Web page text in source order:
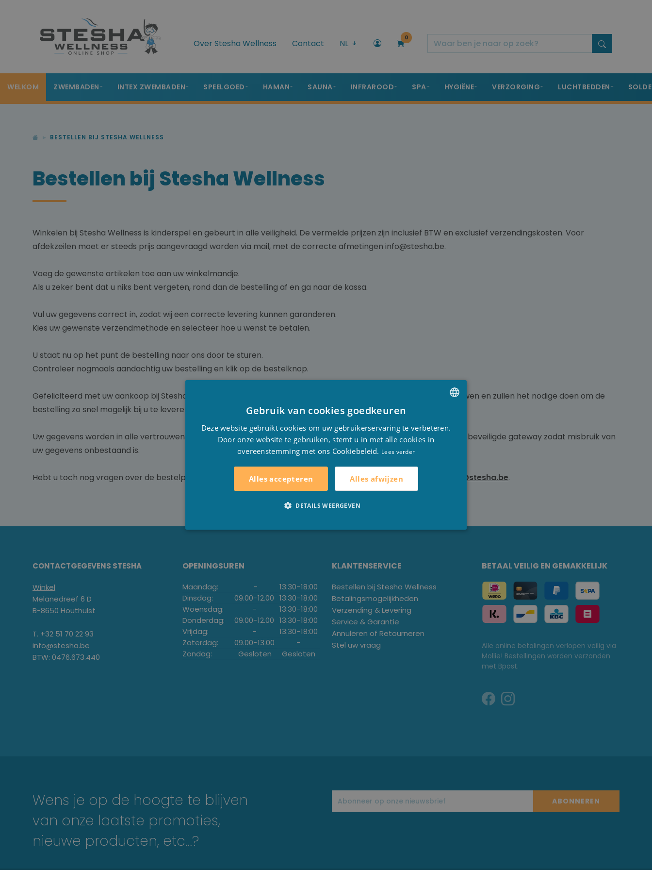
Over Stesha Wellness Contact NL
0
WELKOM ZWEMBADEN INTEX ZWEMBADEN SPEELGOED HAMAN SAUNA INFRAROOD SPA HYGIËNE VERZORGING LUCHTBEDDEN
BESTELLEN BIJ STESHA WELLNESS
Bestellen bij Stesha Wellness
Winkelen bij Stesha Wellness is kinderspel en gebeurt in alle veiligheid. De vermelde prijzen zijn inclusief BTW en exclusief verzendingskosten. Voor
afdekzeilen moet er steeds prijs aangevraagd worden via mail, met de correcte afmetingen info@stesha.be.
Voeg de gewenste artikelen toe aan uw winkelmandje.
Als u zeker bent dat u niks bent vergeten, rond dan de bestelling af en ga naar de kassa.
Vul uw gegevens correct in, zodat wij een correcte levering kunnen garanderen.
Kies uw gewenste verzendmethode en selecteer hoe u wenst te betalen.
U staat nu op het punt de bestelling naar ons door te sturen.
Controleer nogmaals aandachtig uw bestelling en klik op de bestelknop.
Gefeliciteerd met uw aankoop bij Stesha Wellness! Onze medewerkers willen u alvast bedanken voor het vertrouwen en zullen het nodige doen om de
bestelling zo snel mogelijk bij u te leveren.
Uw gegevens worden in alle vertrouwen behandeld en niet aan derden doorgestuurd. De betaling gebeurt via een beveiligde gateway zodat misbruik van
uw gegevens onbestaand is.
Hebt u toch nog vragen over de bestelprocedure, aarzel dan niet om ons te contacterenop 051/70.22.93 of info@stesha.be.
CONTACTGEGEVENS STESHA
Winkel
Melanedreef 6 D
B-8650 Houthulst
T. +32 51 70 22 93
info@stesha.be
BTW: 0476.673.440
OPENINGSUREN
Maandag: - 13:30-18:00
Dinsdag:
09.00-12.00 13:30-18:00
Woensdag:
- 13:30-18:00
Donderdag:
09.00-12.00 13:30-18:00
Vrijdag:
- 13:30-18:00
Zaterdag:
09.00-13.00
-
Zondag:
Gesloten Gesloten
KLANTENSERVICE
Bestellen bij Stesha Wellness
Betalingsmogelijkheden
Verzending & Levering
Service & Garantie
Annuleren of Retourneren
Stel uw vraag
BETAAL VEILIG EN GEMAKKELIJK
Alle online betalingen verlopen veilig via
Mollie! Bestellingen worden verzonden
met Bpost.
Wens je op de hoogte te blijven
van onze laatste promoties,
nieuwe producten, etc…?
ABONNEREN
Gebruik van cookies goedkeuren
Deze website gebruikt cookies om uw gebruikerservaring te verbeteren.
Door onze website te gebruiken, stemt u in met alle cookies in
overeenstemming met ons Cookiebeleid. Lees verder
Alles accepteren Alles afwijzen
DETAILS WEERGEVEN